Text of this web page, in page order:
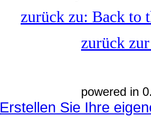
zurück zu: Back to
zurück
powered in
Erstellen Sie Ihre